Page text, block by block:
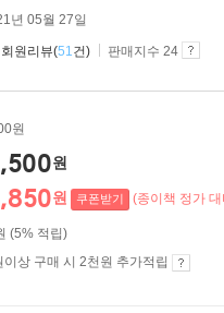
년 05월 27일
회원리뷰(51건) 판매지수 24
원
원
원 쿠폰받기 (종이책 정가
(5% 적립)
이상 구매 시 2천원 추가적립